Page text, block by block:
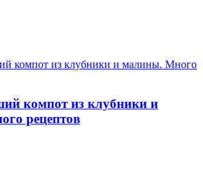
компот из клубники и
рецептов